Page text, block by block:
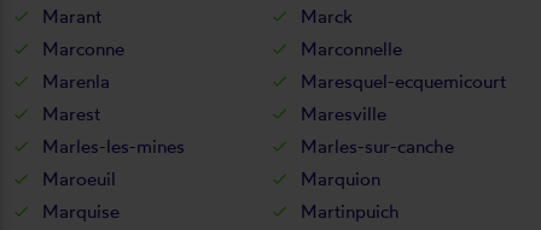
Marant
Marck
Marconne
Marconnelle
Marenla
Maresquel-ecquemicourt
Marest
Maresville
Marles-les-mines
Marles-sur-canche
Maroeuil
Marquion
Marquise
Martinpuich